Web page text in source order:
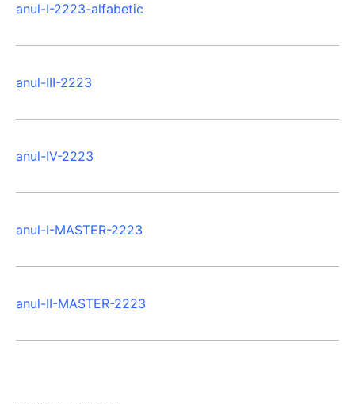
anul-I-2223-alfabetic
anul-III-2223
anul-IV-2223
anul-I-MASTER-2223
anul-II-MASTER-2223